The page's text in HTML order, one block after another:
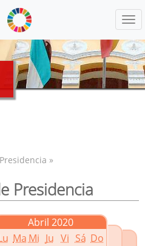
»
Presidencia
Abril 2020
Ma Mi Ju Vi Sá Do